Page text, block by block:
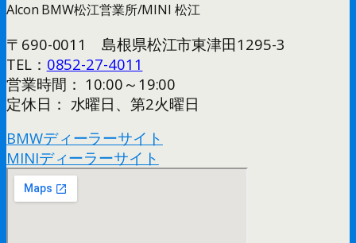
Alcon BMW松江営業所/MINI 松江
〒690-0011 島根県松江市東津田1295-3
TEL： 0852-27-4011
営業時間： 10:00～19:00
定休日： 水曜日、第2火曜日
BMWディーラーサイト
MINIディーラーサイト